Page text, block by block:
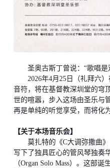
圣奥古斯丁曾说： “歌唱是
2026年4月25日（礼拜六
音符，将在基督教深圳堂的穹
世的喧嚣，步入这场由圣乐与
再是单纯的听觉享受，而将化
【关于本场音乐会】
莫扎特的《C大调弥撒曲
写下了独具匠心的管风琴独奏
（Organ Solo Mass）。这部